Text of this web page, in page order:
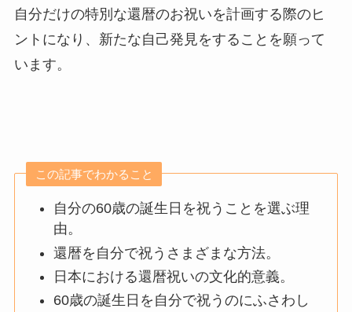
自分だけの特別な還暦のお祝いを計画する際のヒ
ントになり、新たな自己発見をすることを願って
います。
この記事でわかること
自分の60歳の誕生日を祝うことを選ぶ理
由。
還暦を自分で祝うさまざまな方法。
日本における還暦祝いの文化的意義。
60歳の誕生日を自分で祝うのにふさわし